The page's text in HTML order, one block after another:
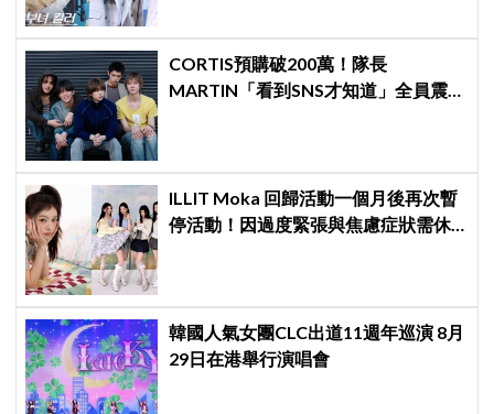
CORTIS預購破200萬！隊長
MARTIN「看到SNS才知道」全員震
ILLIT Moka 回歸活動一個月後再次暫
停活動！因過度緊張與焦慮症狀需休
韓國人氣女團CLC出道11週年巡演 8月
29日在港舉行演唱會